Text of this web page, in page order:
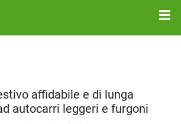
affidabile e di lunga
autocarri leggeri e furgoni